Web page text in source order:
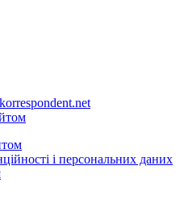
і персональних даних